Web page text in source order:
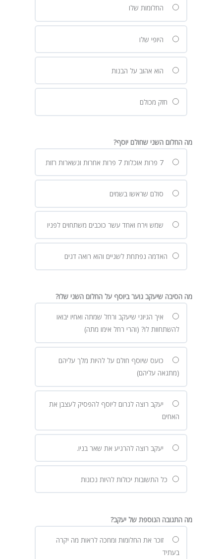
החלומות שלו
היופי שלו
הוא אהוב על הבנות
חזק מכולם
מה החלום השני שחולם יוסף?
7 פרות אוכלות 7 פרות אחרות ונשארות רזות
סולם שראשו בשמים
שמש וירח ואחד עשר כוכבים משתחוים לפניו
האדמה נפתחת לשניים והוא רואה דגים
מה הסיבה שיעקב גוער ביוסף על החלום השני שלו?
איך הגיוני שיעקב ורחל שמתה ואחיו יבואו
להשתחוות לו? (והרי רחל אימו מתה)
כועס שיוסף חולם על להיות מלך עליהם
(מתגאה עליהם)
יעקב רוצה לגרום ליוסף להפסיק לעצבן את
האחים
יעקב רוצה להרגיע את שאר בניו.
כל התשובות יכולות להיות נכונות
מה התגובה הנוספת של יעקב?
זוכר את החלומות ומחכה לראות מה יקרה
בעתיד